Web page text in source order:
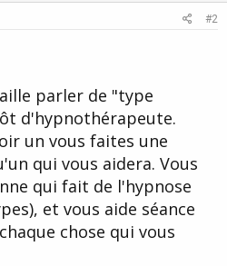
#2
parler de "type
d'hypnothérapeute.
un vous faites une
qui vous aidera. Vous
qui fait de l'hypnose
et vous aide séance
chose qui vous